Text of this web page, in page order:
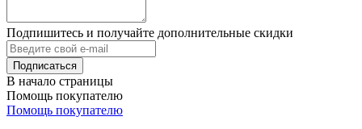
Подпишитесь и получайте дополнительные скидки
В начало страницы
Помощь покупателю
Помощь покупателю